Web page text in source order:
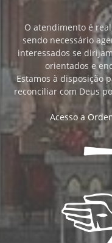
O atendimento é
sendo necessário
interessados se
orientados e
Estamos à disposição
reconciliar com Deus
Acesso a